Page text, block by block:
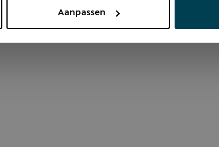
Aanpassen